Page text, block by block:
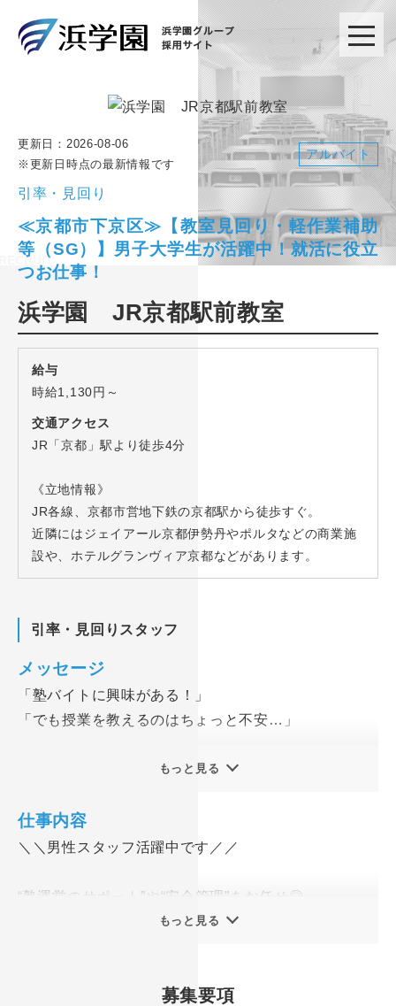
更新日： 2026-08-06
※更新日時点の最新情報です
アルバイト
引率・見回り
≪京都市下京区≫【教室見回り・軽作業補助
等（SG）】男子大学生が活躍中！就活に役立
つお仕事！
浜学園 JR京都駅前教室
給与
時給1,130円～
交通アクセス
JR「京都」駅より徒歩4分
《立地情報》
JR各線、京都市営地下鉄の京都駅から徒歩すぐ。
近隣にはジェイアール京都伊勢丹やポルタなどの商業施
設や、ホテルグランヴィア京都などがあります。
引率・見回りスタッフ
メッセージ
「塾バイトに興味がある！」
「でも授業を教えるのはちょっと不安…」
そんなアナタにピッタリのバイト♪
POINT【1】
子ども達と接する機会はたくさん◎やりがいも抜群！
男性スタッフ活躍中です！！
“週2～3日程度”の勤務でOK！
もっと見る
仕事内容
＼＼男性スタッフ活躍中です／／
“塾運営のサポート”や“安全管理”をお任せ◎
もっと見る
募集要項